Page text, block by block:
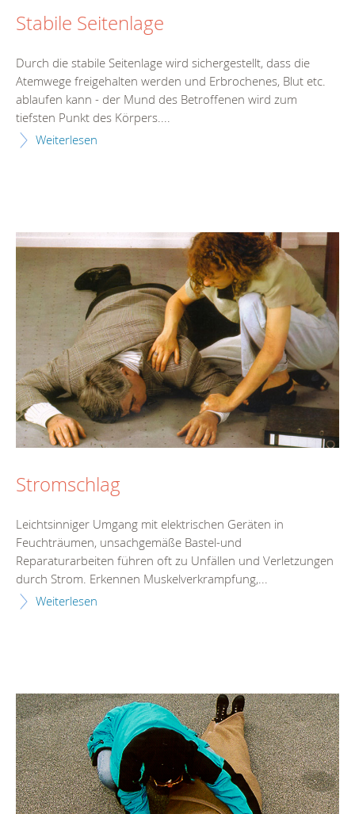
Stabile Seitenlage
Durch die stabile Seitenlage wird sichergestellt, dass die
Atemwege freigehalten werden und Erbrochenes, Blut etc.
ablaufen kann - der Mund des Betroffenen wird zum
tiefsten Punkt des Körpers....
Weiterlesen
Stromschlag
Leichtsinniger Umgang mit elektrischen Geräten in
Feuchträumen, unsachgemäße Bastel-und
Reparaturarbeiten führen oft zu Unfällen und Verletzungen
durch Strom. Erkennen Muskelverkrampfung,...
Weiterlesen